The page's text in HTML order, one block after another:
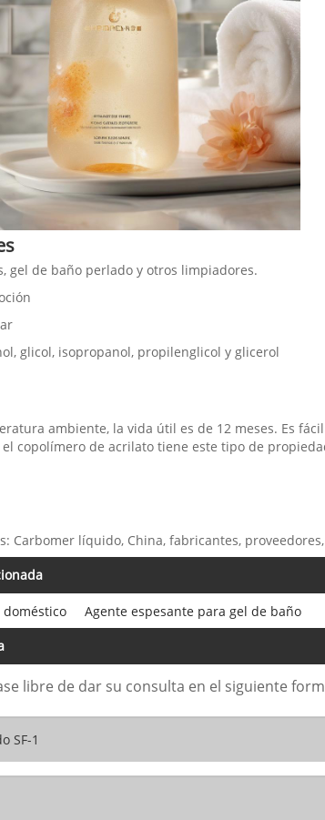
gel de baño perlado y otros limpiadores.
glicol, isopropanol, propilenglicol y glicerol
ambiente, la vida útil es de 12 meses. Es
copolímero de acrilato tiene este tipo de
Carbomer líquido, China, fabricantes,
doméstico Agente espesante para gel de baño
libre de dar su consulta en el siguiente